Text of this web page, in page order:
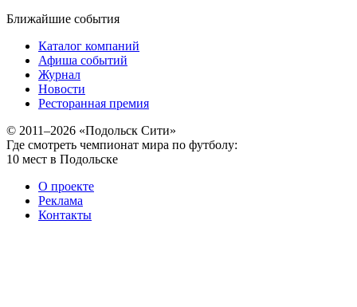
Ближайшие события
Каталог компаний
Афиша событий
Журнал
Новости
Ресторанная премия
© 2011–2026 «Подольск Сити»
Где смотреть чемпионат мира по футболу:
10 мест в Подольске
О проекте
Реклама
Контакты